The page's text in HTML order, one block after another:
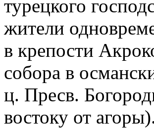
турецкого
жители
в крепости
собора в
ц. Пресв.
востоку от